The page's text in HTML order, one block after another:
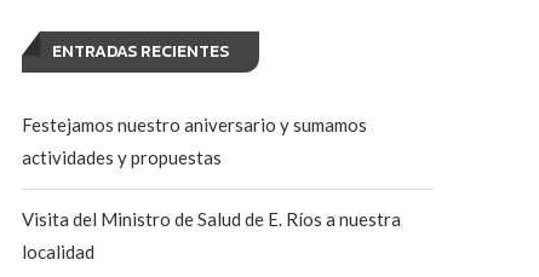
ENTRADAS RECIENTES
Festejamos nuestro aniversario y sumamos
actividades y propuestas
Visita del Ministro de Salud de E. Ríos a nuestra
localidad